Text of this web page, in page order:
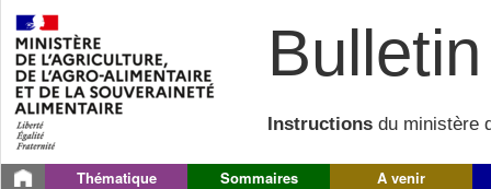
Instructions du ministère
Thématique Sommaires A venir